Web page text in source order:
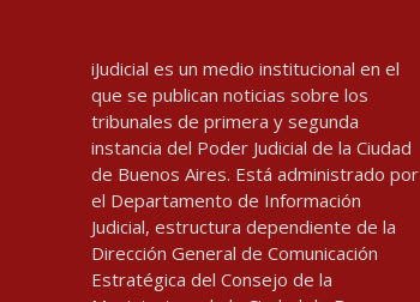
iJudicial es un medio institucional en el
que se publican noticias sobre los
tribunales de primera y segunda
instancia del Poder Judicial de la Ciudad
de Buenos Aires. Está administrado por
el Departamento de Información
Judicial, estructura dependiente de la
Dirección General de Comunicación
Estratégica del Consejo de la